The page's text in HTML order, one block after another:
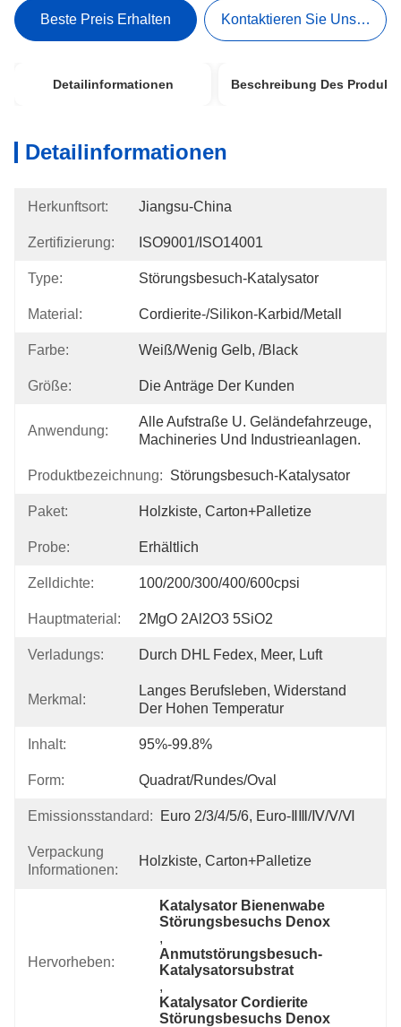
Beste Preis Erhalten Kontaktieren Sie Uns Jetzt
Detailinformationen Beschreibung Des
Detailinformationen
Herkunftsort: Jiangsu-China
Zertifizierung: ISO9001/ISO14001
Type: Störungsbesuch-Katalysator
Material: Cordierite-/Silikon-Karbid/Metall
Farbe: Weiß/wenig Gelb, /Black
Größe: Die Anträge Der Kunden
Anwendung:
Alle Aufstraße U. Geländefahrzeuge,
Machineries Und Industrieanlagen.
Produktbezeichnung: Störungsbesuch-Katalysator
Paket: Holzkiste, Carton+Palletize
Probe: Erhältlich
Zelldichte: 100/200/300/400/600cpsi
Hauptmaterial: 2MgO 2Al2O3 5SiO2
Verladungs: Durch DHL Fedex, Meer, Luft
Merkmal:
Langes Berufsleben, Widerstand
Der Hohen Temperatur
Inhalt: 95%-99.8%
Form: Quadrat/rundes/Oval
Emissionsstandard: Euro 2/3/4/5/6, Euro-ⅡⅢ/Ⅳ/Ⅴ/Ⅵ
Verpackung
Informationen:
Holzkiste, Carton+Palletize
Hervorheben:
Katalysator Bienenwabe
Störungsbesuchs Denox
,
Anmutstörungsbesuch-
Katalysatorsubstrat
,
Katalysator Cordierite
Störungsbesuchs Denox